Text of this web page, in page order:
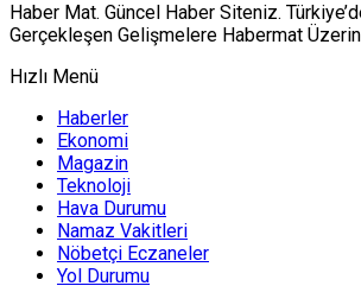
Haber Mat. Güncel Haber Siteniz.
Gerçekleşen Gelişmelere Habermat
Hızlı Menü
Haberler
Ekonomi
Magazin
Teknoloji
Hava Durumu
Namaz Vakitleri
Nöbetçi Eczaneler
Yol Durumu